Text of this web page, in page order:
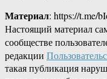
Материал: https://t.me/
Настоящий материал
сообществе
редакции
такая публикация